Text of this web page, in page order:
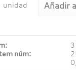
unidad Añadir a
núm: